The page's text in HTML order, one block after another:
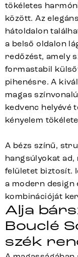
tökéletes
között. Az
hátoldalon
a belső oldalon
redőzést, amely
formastabil
pihenésre. A
magas
kedvenc helyévé
kényelem
A bézs színű,
hangsúlyokat ad,
felületet biztosít.
a modern design
kombinációját
Alja
Bouclé
szék